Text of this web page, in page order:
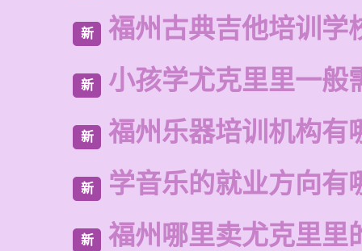
新 福州古典吉他培训学
新 小孩学尤克里里一般
新 福州乐器培训机构有
新 学音乐的就业方向有
新 福州哪里卖尤克里里